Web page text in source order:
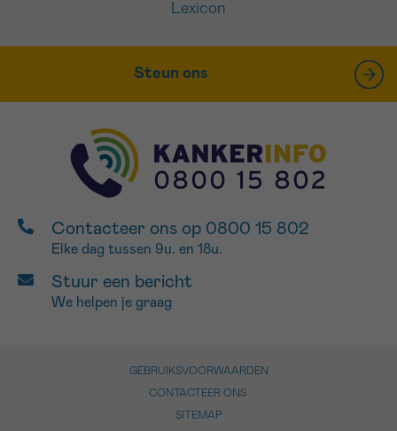
Lexicon
Steun ons
Contacteer ons op 0800 15 802
Elke dag tussen 9u. en 18u.
Stuur een bericht
We helpen je graag
GEBRUIKSVOORWAARDEN
CONTACTEER ONS
SITEMAP